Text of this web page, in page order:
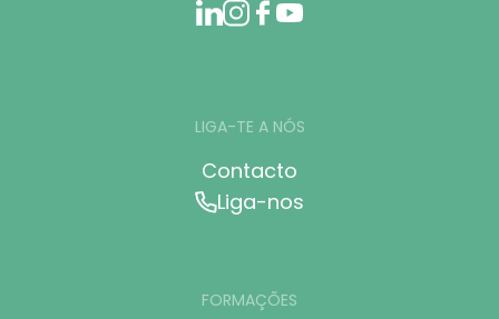
LIGA-TE A NÓS
Contacto
Liga-nos
FORMAÇÕES